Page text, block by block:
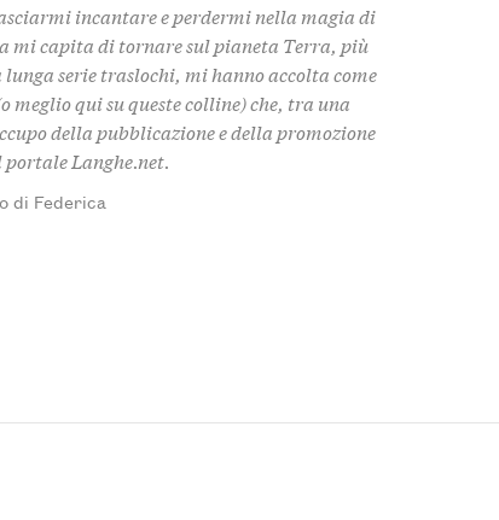
incantare e perdermi nella magia di
mi capita di tornare sul pianeta Terra, più
serie traslochi, mi hanno accolta come
qui su queste colline) che, tra una
della pubblicazione e della promozione
portale Langhe.net.
di Federica